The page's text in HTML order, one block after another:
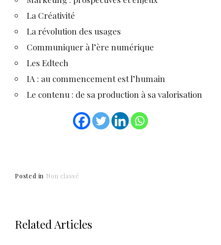
La Créativité
La révolution des usages
Communiquer à l’ère numérique
Les Edtech
IA : au commencement est l’humain
Le contenu : de sa production à sa valorisation
Posted in Non classé
Related Articles